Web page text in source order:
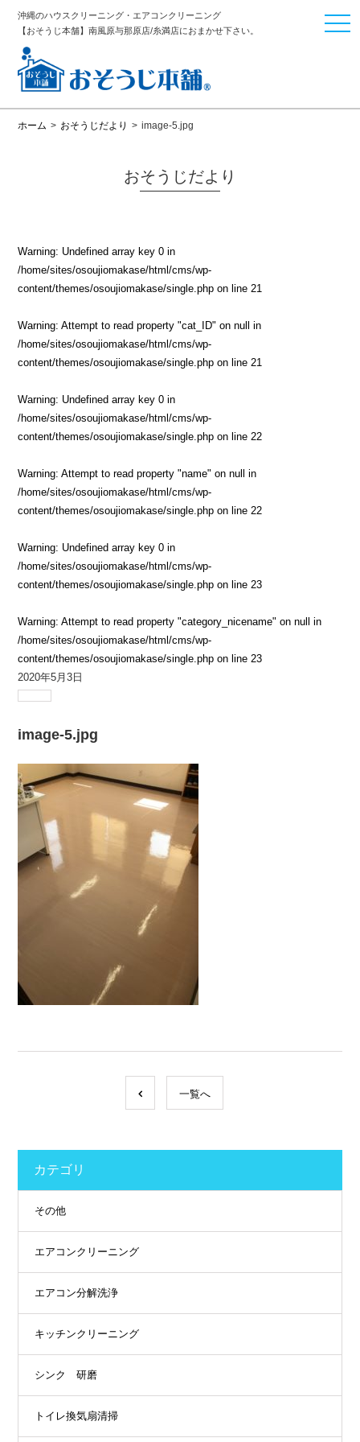
沖縄のハウスクリーニング・エアコンクリーニング
【おそうじ本舗】南風原与那原店/糸満店におまかせ下さい。
ホーム > おそうじだより > image-5.jpg
おそうじだより
Warning: Undefined array key 0 in
/home/sites/osoujiomakase/html/cms/wp-
content/themes/osoujiomakase/single.php on line 21
Warning: Attempt to read property "cat_ID" on null in
/home/sites/osoujiomakase/html/cms/wp-
content/themes/osoujiomakase/single.php on line 21
Warning: Undefined array key 0 in
/home/sites/osoujiomakase/html/cms/wp-
content/themes/osoujiomakase/single.php on line 22
Warning: Attempt to read property "name" on null in
/home/sites/osoujiomakase/html/cms/wp-
content/themes/osoujiomakase/single.php on line 22
Warning: Undefined array key 0 in
/home/sites/osoujiomakase/html/cms/wp-
content/themes/osoujiomakase/single.php on line 23
Warning: Attempt to read property "category_nicename" on null in
/home/sites/osoujiomakase/html/cms/wp-
content/themes/osoujiomakase/single.php on line 23
2020年5月3日
image-5.jpg
一覧へ
カテゴリ
その他
エアコンクリーニング
エアコン分解洗浄
キッチンクリーニング
シンク 研磨
トイレ換気扇清掃